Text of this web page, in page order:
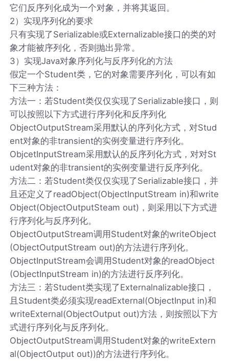
它们反序列化成为一个对象，并将其返回。
2）实现序列化的要求
只有实现了Serializable或Externalizable接口的类的对
象才能被序列化，否则抛出异常。
3）实现Java对象序列化与反序列化的方法
假定一个Student类，它的对象需要序列化，可以有如
下三种方法：
方法一：若Student类仅仅实现了Serializable接口，则
可以按照以下方式进行序列化和反序列化
ObjectOutputStream采用默认的序列化方式，对Stud
ent对象的非transient的实例变量进行序列化。
ObjcetInputStream采用默认的反序列化方式，对对St
udent对象的非transient的实例变量进行反序列化。
方法二：若Student类仅仅实现了Serializable接口，并
且还定义了readObject(ObjectInputStream in)和write
Object(ObjectOutputSteam out)，则采用以下方式进
行序列化与反序列化。
ObjectOutputStream调用Student对象的writeObject
(ObjectOutputStream out)的方法进行序列化。
ObjectInputStream会调用Student对象的readObject
(ObjectInputStream in)的方法进行反序列化。
方法三：若Student类实现了Externalnalizable接口，
且Student类必须实现readExternal(ObjectInput in)和
writeExternal(ObjectOutput out)方法，则按照以下方
式进行序列化与反序列化。
ObjectOutputStream调用Student对象的writeExtern
al(ObjectOutput out))的方法进行序列化。